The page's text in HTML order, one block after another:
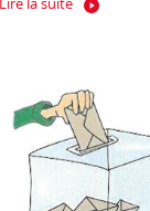
Lire la suite